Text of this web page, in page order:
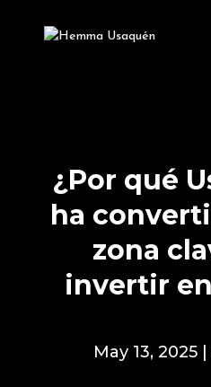
y reclama tu bono de 7 Millones
¿Por qué
ha
zona
invertir
May 13, 2025|